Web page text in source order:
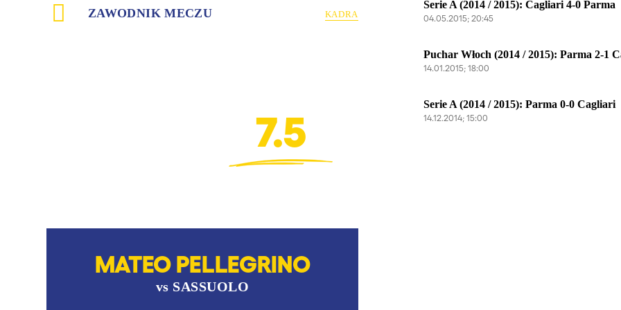
ZAWODNIK MECZU KADRA
7.5
MATEO PELLEGRINO
vs SASSUOLO
Serie A (2014 / 2015): Cagliari 4-0 Parma
04.05.2015; 20:45
Puchar Włoch (2014 / 2015): Parma 2-1
14.01.2015; 18:00
Serie A (2014 / 2015): Parma 0-0 Cagliari
14.12.2014; 15:00